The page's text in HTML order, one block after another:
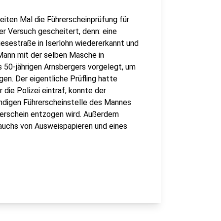
Mal die Führerscheinprüfung für
Versuch gescheitert, denn: eine
in Iserlohn wiedererkannt und
mit der selben Masche in
jährigen Arnsbergers vorgelegt, um
Der eigentliche Prüfling hatte
die Polizei eintraf, konnte der
Führerscheinstelle des Mannes
entzogen wird. Außerdem
von Ausweispapieren und eines